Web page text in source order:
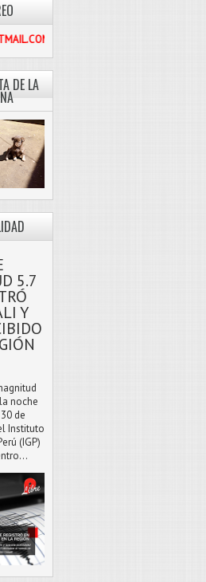
DE LA
5.7
Y
noche
de
Instituto
(IGP)